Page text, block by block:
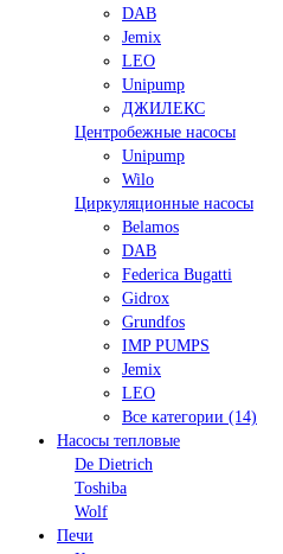
DAB
Jemix
LEO
Unipump
ДЖИЛЕКС
Центробежные насосы
Unipump
Wilo
Циркуляционные насосы
Belamos
DAB
Federica Bugatti
Gidrox
Grundfos
IMP PUMPS
Jemix
LEO
Все категории (14)
Насосы тепловые
De Dietrich
Toshiba
Wolf
Печи